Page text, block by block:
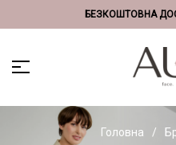
БЕЗКОШТОВНА
Головна